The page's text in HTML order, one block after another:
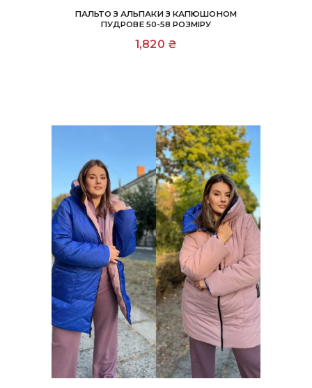
ПАЛЬТО З АЛЬПАКИ З КАПЮШОНОМ
ПУДРОВЕ 50-58 РОЗМІРУ
1,820 ₴